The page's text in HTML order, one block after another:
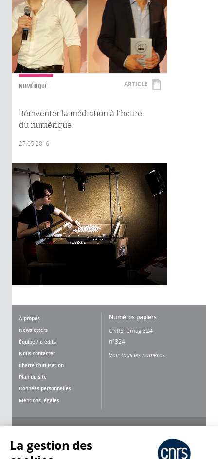
NUMÉRIQUE ARTICLE
Réinventer la médiation à l’heure
du numérique
27.05.2016
À propos
Newsletters
Équipe / crédits
Nous contacter
Charte d'utilisation
Plan du site
Données personnelles
Mentions légales
Numéros papiers
CNRS lemag 324
n°324
Voir tous les numéros
La gestion des